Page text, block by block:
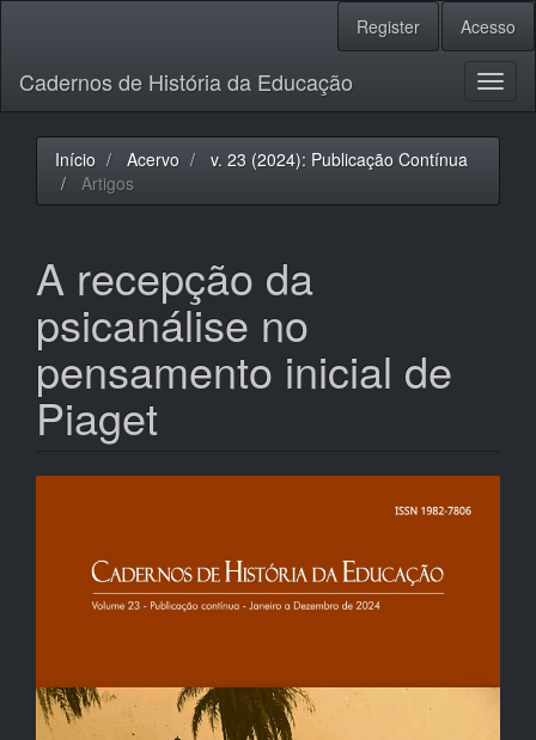
principal
Barra
Lateral
Register Acesso
Cadernos de História da Educação
Início Acervo
v. 23 (2024): Publicação Contínua
Artigos
A recepção da
psicanálise no
pensamento inicial de
Piaget
artigos